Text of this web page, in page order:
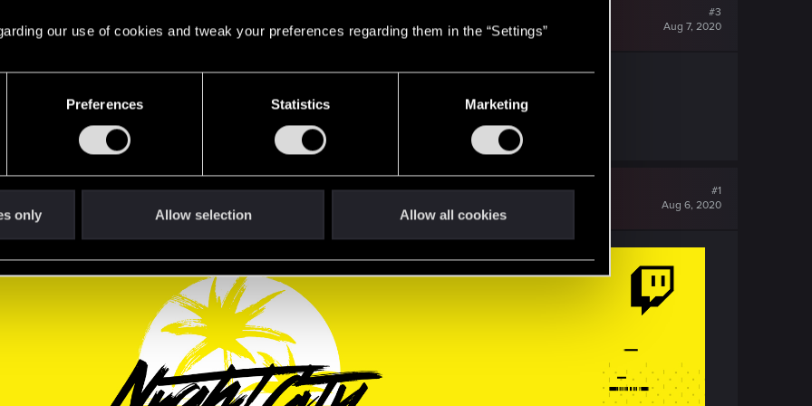
our use of cookies and tweak your preferences regarding them in the “Settings”
Preferences Statistics Marketing
only Allow selection Allow all cookies
Wire #2!
#3
Aug 7, 2020
noch einiges bis zum Release zu erzählen
Wire #2!
#1
Aug 6, 2020